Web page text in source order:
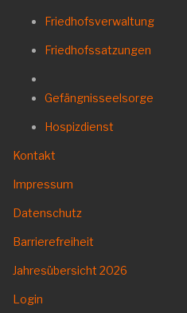
Friedhofsverwaltung
Friedhofssatzungen
Gefängnisseelsorge
Hospizdienst
Kontakt
Impressum
Datenschutz
Barrierefreiheit
Jahresübersicht 2026
Login